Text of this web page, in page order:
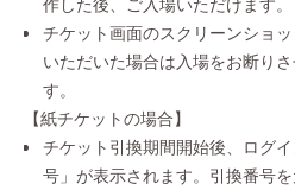
チケット画面のスクリーンショ
いただいた場合は入場をお断り
す。
【紙チケットの場合】
チケット引換期間開始後、ログ
号」が表示されます。引換番号